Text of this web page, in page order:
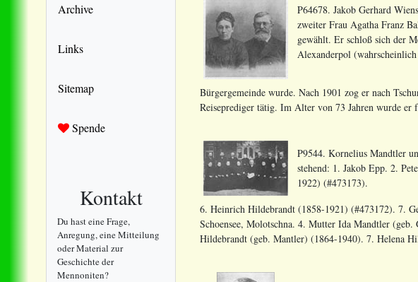
Archive
Links
Sitemap
Spende
Kontakt
Du hast eine Frage,
Anregung, eine Mitteilung
oder Material zur
Geschichte der
Mennoniten?
P64678. Jakob Gerhard
zweiter Frau Agatha Franz
gewählt. Er schloß sich der
Alexanderpol
Bürgergemeinde wurde. Nach 1901 zog er nach
Reiseprediger tätig. Im Alter von 73 Jahren wurde
P9544. Kornelius Mandtler
stehend: 1. Jakob Epp. 2.
1922) (#473173).
6. Heinrich Hildebrandt (1858-1921) (#473172). 7.
Schoensee, Molotschna. 4. Mutter Ida Mandtler
Hildebrandt (geb. Mantler) (1864-1940). 7. Helena